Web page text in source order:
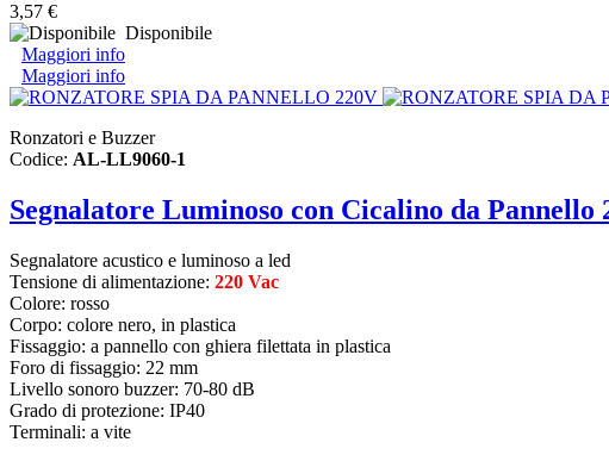
3,57 €
Disponibile
Maggiori info
Maggiori info
Ronzatori e Buzzer
Codice: AL-LL9060-1
Segnalatore Luminoso con Cicalino da Pannello
Segnalatore acustico e luminoso a led
Tensione di alimentazione: 220 Vac
Colore: rosso
Corpo: colore nero, in plastica
Fissaggio: a pannello con ghiera filettata in plastica
Foro di fissaggio: 22 mm
Livello sonoro buzzer: 70-80 dB
Grado di protezione: IP40
Terminali: a vite